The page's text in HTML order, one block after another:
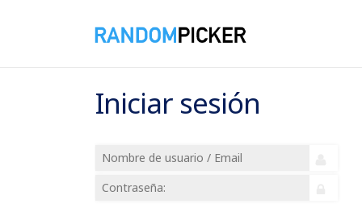
Iniciar sesión